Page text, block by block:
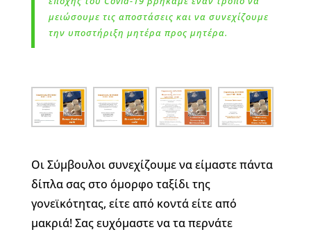
μειώσουμε τις αποστάσεις και να συνεχίζουμε
την υποστήριξη μητέρα προς μητέρα.
Οι Σύμβουλοι συνεχίζουμε να είμαστε πάντα
δίπλα σας στο όμορφο ταξίδι της
γονεϊκότητας, είτε από κοντά είτε από
μακριά! Σας ευχόμαστε να τα περνάτε